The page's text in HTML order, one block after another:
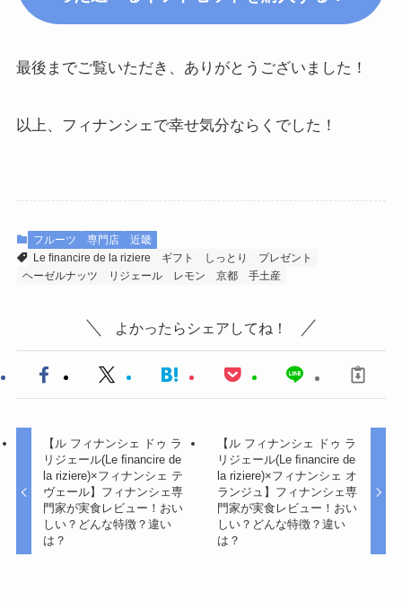
最後までご覧いただき、ありがとうございました！
以上、フィナンシェで幸せ気分ならくでした！
フルーツ 専門店
近畿
Le ﬁnancire de la riziere
ギフト しっとり
プレゼント
ヘーゼルナッツ
リジェール レモン 京都 手土産
よかったらシェアしてね！
【ル フィナンシェ ドゥ ラ
リジェール(Le ﬁnancire de
la riziere)×フィナンシェ テ
ヴェール】フィナンシェ専
門家が実食レビュー！おい
しい？どんな特徴？違い
は？
【ル フィナンシェ ドゥ ラ
リジェール(Le ﬁnancire de
la riziere)×フィナンシェ オ
ランジュ】フィナンシェ専
門家が実食レビュー！おい
しい？どんな特徴？違い
は？